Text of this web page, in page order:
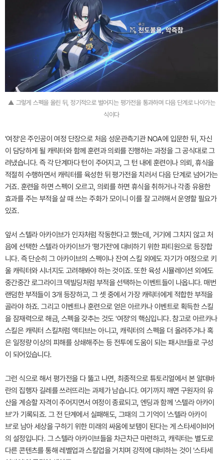
▲ 그렇게 스펙을 올린 뒤, 정기적으로 벌어지는 평가전을 통과하며 다음 단계로 나아가는
식이다
'여정'은 주인공이 여정 단장으로 처음 성운관측기관 NOA에 입문한 뒤, 자신
이 담당하게 될 캐릭터와 함께 훈련과 의뢰를 진행하는 과정을 그 공식대로 그
려냈습니다. 즉 각 단계마다 턴이 주어지고, 그 턴 내에 훈련이나 의뢰, 휴식을
적절히 수행하면서 캐릭터를 육성한 뒤 평가전을 치러서 다음 단계로 넘어가는
거죠. 훈련을 하면 스펙이 오르고, 의뢰를 하면 휴식을 취하거나 각종 유용한
효과를 주는 부적을 살 때 쓰는 주화가 모이니 이를 잘 고려해서 운영할 필요가
있죠.
앞서 스텔라 아카이브가 인자처럼 작동한다고 했는데, 거기에 그치지 않고 처
음에 선택한 스텔라 아카이브가 '평가전'에 대비하기 위한 파티원으로 등장합
니다. 즉 단순히 그 아카이브의 스펙이나 잔여 스킬 외에도 자기가 여정으로 키
울 캐릭터와 시너지도 고려해봐야 하는 것이죠. 또한 육성 시뮬레이션 외에도
중간중간 로그라이크 덱빌딩처럼 부적을 선택하는 이벤트들이 나옵니다. 매번
랜덤한 부적들이 3개 등장하고, 그 셋 중에서 가장 캐릭터에게 적합한 부적을
골라야 하죠. 그리고 이벤트나 훈련으로 얻은 아르카나 이벤트로 획득한 스킬
을 잠재력으로 해금, 스펙을 갖추는 것도 '여정'의 핵심입니다. 참고로 아르카나
스킬은 캐릭터 스킬처럼 액티브는 아니고, 캐릭터의 스펙을 더 올려주거나 혹
은 일정량 이상의 피해를 상쇄해주는 등 전투에 도움이 되는 패시브들로 구성
이 되어있습니다.
그런 식으로 해서 평가전을 다 뚫고 나면, 최종적으로 튜토리얼에서 본 알데바
란의 집행자 길레를 쓰러뜨리는 과제가 남습니다. 여기까지 깨면 구원자의 유
산을 계승할 자격이 주어지면서 여정이 종료되고, 엔딩과 함께 '스텔라 아카이
브'가 기록되죠. 그 전 단계에서 실패해도, 그때의 그 기억이 '스텔라 아카이
브'로 남아 세상을 구하기 위한 미래의 싸움에 보탬이 된다는 게 스타세이비어
의 설정입니다. 그 스텔라 아카이브들을 차근차근 마련하고, 캐릭터는 별도로
다른 콘텐츠를 통해 레벨업과 스킬업을 거치며 강적에 대비하는 것이 '스타세